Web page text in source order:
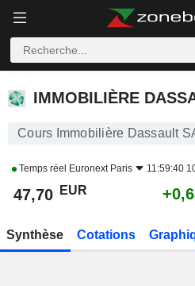
IMMOBILIÈRE DASSAULT SA
IMMOBILIÈRE
Cours Immobilière Dassault
Temps réel Euronext Paris 11:59:40
47,70 EUR
Synthèse Cotations